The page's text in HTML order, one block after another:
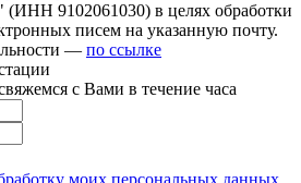
9102061030) в целях обработки
писем на указанную почту.
— по ссылке
с Вами в течение часа
моих персональных данных